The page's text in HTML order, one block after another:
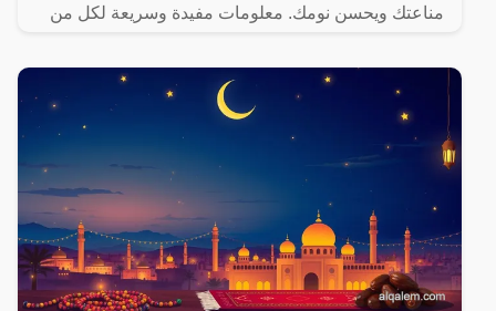
مناعتك ويحسن نومك. معلومات مفيدة وسريعة لكل من